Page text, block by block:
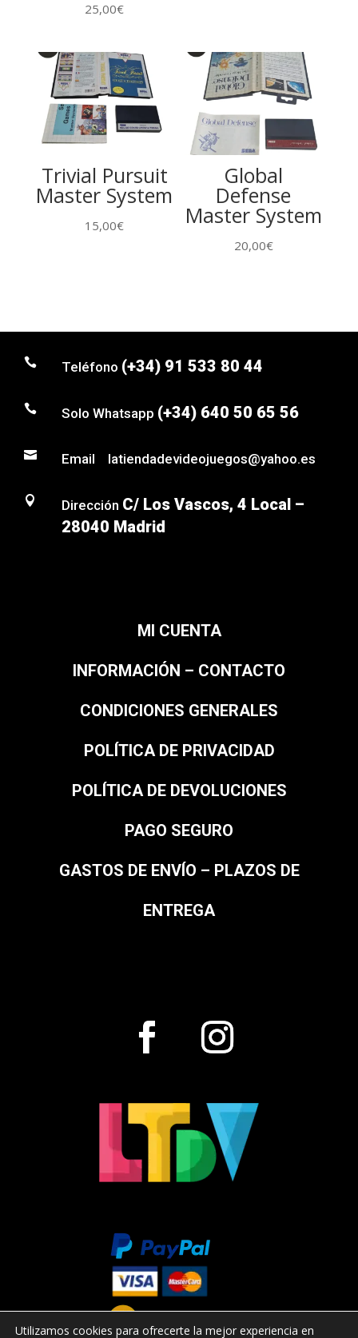
25,00€
Trivial Pursuit
Master System
15,00€
Global
Defense
Master System
20,00€
 Teléfono (+34) 91 533 80 44
 Solo Whatsapp (+34) 640 50 65 56
 Email latiendadevideojuegos@yahoo.es
 Dirección C/ Los Vascos, 4 Local –
28040 Madrid
MI CUENTA
INFORMACIÓN – CONTACTO
CONDICIONES GENERALES
POLÍTICA DE PRIVACIDAD
POLÍTICA DE DEVOLUCIONES
PAGO SEGURO
GASTOS DE ENVÍO – PLAZOS DE
ENTREGA
Utilizamos cookies para ofrecerte la mejor experiencia en